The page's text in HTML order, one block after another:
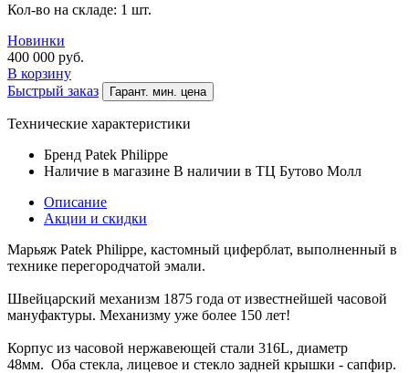
Кол-во на складе: 1 шт.
Новинки
400 000 руб.
В корзину
Быстрый заказ
Гарант. мин. цена
Технические характеристики
Бренд Patek Philippe
Наличие в магазине В наличии в ТЦ Бутово Молл
Описание
Акции и скидки
Марьяж Patek Philippe, кастомный циферблат, выполненный в
технике перегородчатой эмали.
Швейцарский механизм 1875 года от известнейшей часовой
мануфактуры. Механизму уже более 150 лет!
Корпус из часовой нержавеющей стали 316L, диаметр
48мм. Оба стекла, лицевое и стекло задней крышки - сапфир.